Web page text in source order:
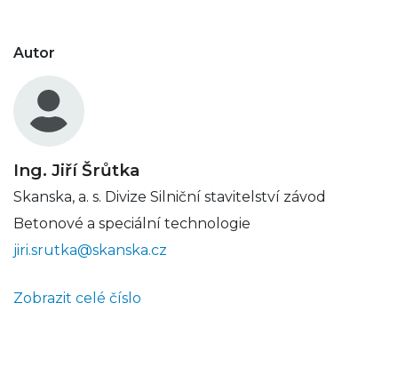
Autor
Ing. Jiří Šrůtka
Skanska, a. s. Divize Silniční stavitelství závod
Betonové a speciální technologie
jiri.srutka@skanska.cz
Zobrazit celé číslo